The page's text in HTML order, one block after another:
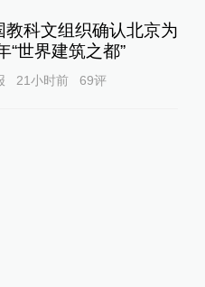
教科文组织确认北京为
“世界建筑之都”
21小时前 69评